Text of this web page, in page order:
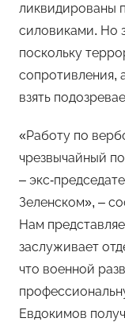
ликвидированы
силовиками. Но
поскольку
сопротивления,
взять
«Работу по
чрезвычайный
– экс-
Зеленском», –
Нам
заслуживает
что военной
Евдокимов